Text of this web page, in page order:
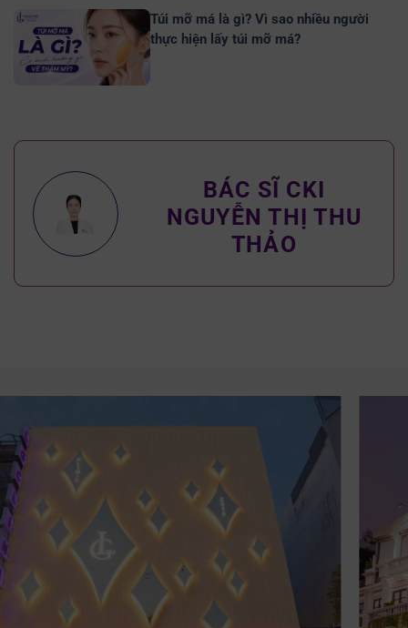
Túi mỡ má là gì? Vì sao nhiều người
thực hiện lấy túi mỡ má?
BÁC SĨ CKI
NGUYỄN THỊ THU
THẢO